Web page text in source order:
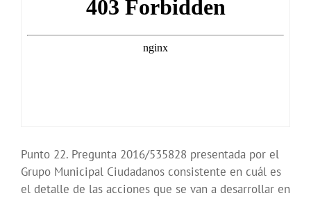
Punto 22. Pregunta 2016/535828 presentada por el
Grupo Municipal Ciudadanos consistente en cuál es
el detalle de las acciones que se van a desarrollar en